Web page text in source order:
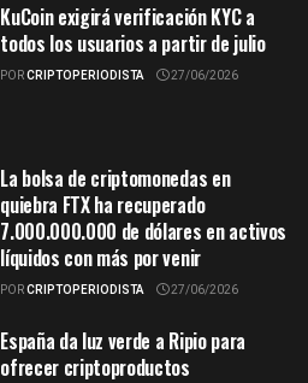
KuCoin exigirá verificación KYC a
todos los usuarios a partir de julio
PORCRIPTOPERIODISTA 27/06/2026
La bolsa de criptomonedas en
quiebra FTX ha recuperado
7.000.000.000 de dólares en activos
líquidos con más por venir
PORCRIPTOPERIODISTA 27/06/2026
España da luz verde a Ripio para
ofrecer criptoproductos